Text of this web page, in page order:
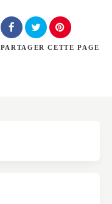
PARTAGER CETTE PAGE